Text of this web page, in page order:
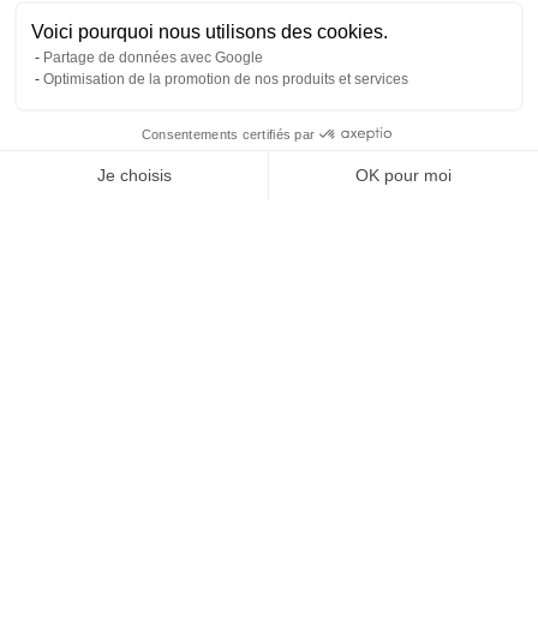
Voici pourquoi nous utilisons des cookies.
Partage de données avec Google
Optimisation de la promotion de nos produits et services
Consentements certifiés par
Je choisis OK pour moi